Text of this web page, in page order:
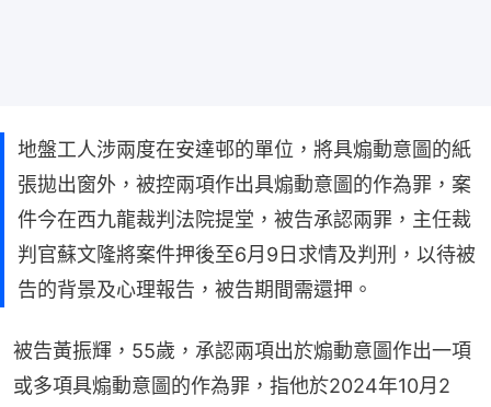
地盤工人涉兩度在安達邨的單位，將具煽動意圖的紙
張拋出窗外，被控兩項作出具煽動意圖的作為罪，案
件今在西九龍裁判法院提堂，被告承認兩罪，主任裁
判官蘇文隆將案件押後至6月9日求情及判刑，以待被
告的背景及心理報告，被告期間需還押。
被告黃振輝，55歲，承認兩項出於煽動意圖作出一項
或多項具煽動意圖的作為罪，指他於2024年10月2